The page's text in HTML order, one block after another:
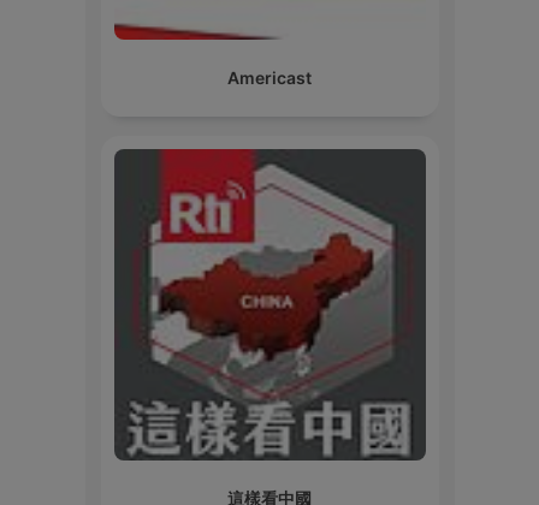
Americast
這樣看中國